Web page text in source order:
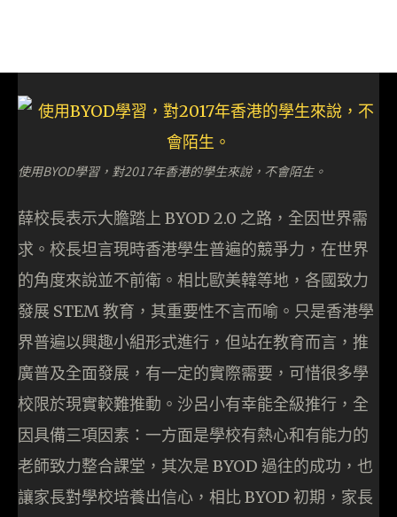
使用BYOD學習，對2017年香港的學生來說，不會陌生。
薛校長表示大膽踏上 BYOD 2.0 之路，全因世界需
求。校長坦言現時香港學生普遍的競爭力，在世界
的角度來說並不前衛。相比歐美韓等地，各國致力
發展 STEM 教育，其重要性不言而喻。只是香港學
界普遍以興趣小組形式進行，但站在教育而言，推
廣普及全面發展，有一定的實際需要，可惜很多學
校限於現實較難推動。沙呂小有幸能全級推行，全
因具備三項因素：一方面是學校有熱心和有能力的
老師致力整合課堂，其次是 BYOD 過往的成功，也
讓家長對學校培養出信心，相比 BYOD 初期，家長